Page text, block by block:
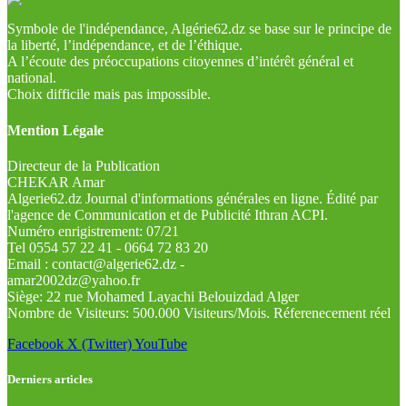
Symbole de l'indépendance, Algérie62.dz se base sur le principe de
la liberté, l’indépendance, et de l’éthique.
A l’écoute des préoccupations citoyennes d’intérêt général et
national.
Choix difficile mais pas impossible.
Mention Légale
Directeur de la Publication
CHEKAR Amar
Algerie62.dz Journal d'informations générales en ligne. Édité par
l'agence de Communication et de Publicité Ithran ACPI.
Numéro enrigistrement: 07/21
Tel 0554 57 22 41 - 0664 72 83 20
Email : contact@algerie62.dz -
amar2002dz@yahoo.fr
Siège: 22 rue Mohamed Layachi Belouizdad Alger
Nombre de Visiteurs: 500.000 Visiteurs/Mois. Réferenecement réel
Facebook X (Twitter)YouTube
Derniers articles